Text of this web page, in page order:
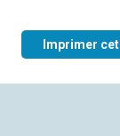
Imprimer